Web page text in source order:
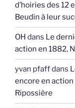
d’hoiries des 12
Beudin à leur
OH dans Le
action en 1882,
yvan pfaffdans
encore en action
Ripossière